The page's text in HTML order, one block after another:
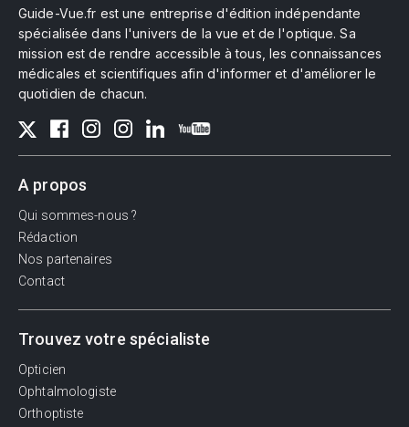
Guide-Vue.fr est une entreprise d'édition indépendante
spécialisée dans l'univers de la vue et de l'optique. Sa
mission est de rendre accessible à tous, les connaissances
médicales et scientifiques afin d'informer et d'améliorer le
quotidien de chacun.
A propos
Qui sommes-nous ?
Rédaction
Nos partenaires
Contact
Trouvez votre spécialiste
Opticien
Ophtalmologiste
Orthoptiste